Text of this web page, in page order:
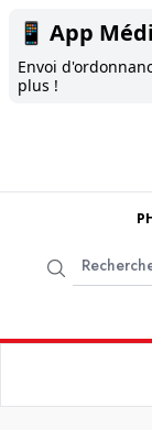
📱 App
Envoi
plus !